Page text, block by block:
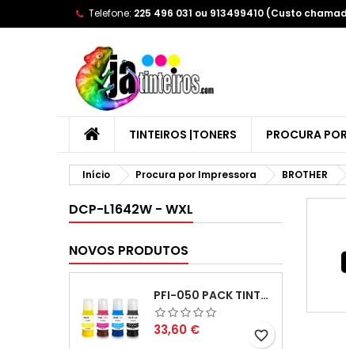
Telefone: 225 496 031 ou 913499410 (Custo
TINTEIROS |TONERS PROCURA
Início Procura por Impressora BROTHER
DCP-L1642W - WXL
NOVOS PRODUTOS
PFI-050 PACK TINTAS COMPATIVEIS
Preço
33,60 € favorite_border